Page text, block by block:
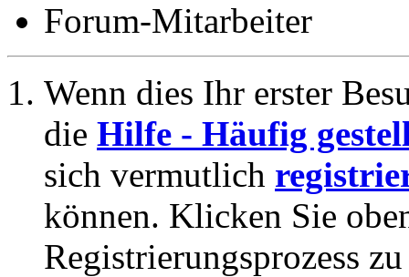
Forum-Mitarbeiter
Wenn dies Ihr erster
die Hilfe - Häufig
sich vermutlich
können. Klicken Sie
Registrierungsprozess